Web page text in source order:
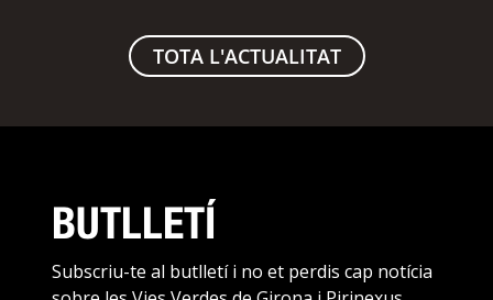
TOTA L'ACTUALITAT
BUTLLETÍ
Subscriu-te al butlletí i no et perdis cap notícia